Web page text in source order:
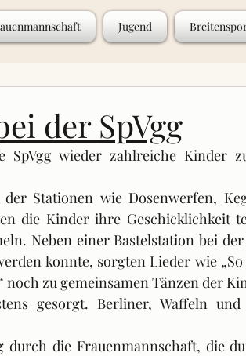
Jugend
der SpVgg
SpVgg wieder zahlreiche Kinder
Stationen wie Dosenwerfen,
die Kinder ihre Geschicklichkeit
Neben einer Bastelstation bei
konnte, sorgten Lieder wie
noch zu gemeinsamen Tänzen der
gesorgt. Berliner, Waffeln
durch die Frauenmannschaft, die